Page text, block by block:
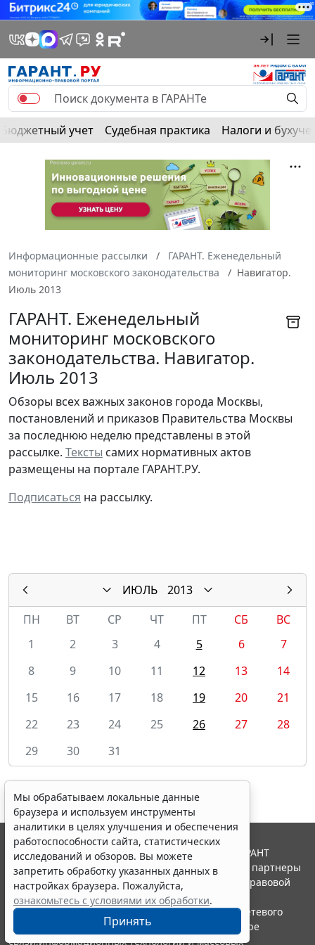
Бюджетный учет Судебная практика Налоги и
Информационные рассылки
ГАРАНТ. Еженедельный
мониторинг московского законодательства
Навигатор.
Июль 2013
ГАРАНТ. Еженедельный
мониторинг московского
законодательства. Навигатор.
Июль 2013
Обзоры всех важных законов города Москвы,
постановлений и приказов Правительства Москвы
за последнюю неделю представлены в этой
рассылке. Тексты самих нормативных актов
размещены на портале ГАРАНТ.РУ.
Подписаться на рассылку.
ИЮЛЬ
2013
ПН
ВТ СР ЧТ ПТ СБ
ВС
1
2 3 4 5 6
7
8
9 10 11 12 13
14
15
16 17 18 19 20
21
22
23 24 25 26 27
28
29
30 31
Мы обрабатываем локальные данные
браузера и используем инструменты
аналитики в целях улучшения и обеспечения
работоспособности сайта, статистических
исследований и обзоров. Вы можете
запретить обработку указанных данных в
настройках браузера. Пожалуйста,
ознакомьтесь с условиями их обработки.
Принять
© ООО "НПП "ГАРАНТ-СЕРВИС", 2026. Система ГАРАНТ
выпускается с 1990 года. Компания "Гарант" и ее партнеры
являются участниками Российской ассоциации правовой
информации ГАРАНТ.
Портал ГАРАНТ.РУ зарегистрирован в качестве сетевого
издания Федеральной службой по надзору в сфере
связи,информационных технологий и массовых